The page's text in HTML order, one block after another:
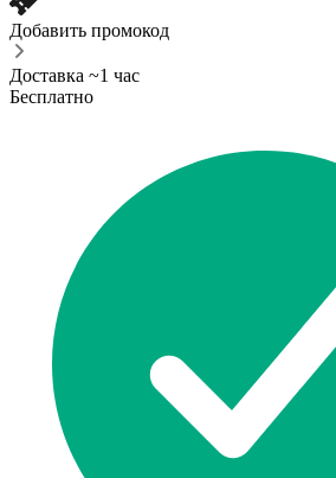
Добавить промокод
Доставка ~1 час
Бесплатно